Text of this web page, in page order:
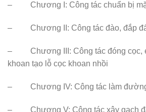
– Chương I: Công tác chuẩn bị
– Chương II: Công tác đào, đắp
– Chương III: Công tác đóng cọc,
khoan tạo lỗ cọc khoan nhồi
– Chương IV: Công tác làm
– Chương V: Công tác xây gạch